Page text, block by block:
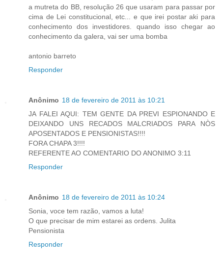
a mutreta do BB, resolução 26 que usaram para passar por
cima de Lei constitucional, etc... e que irei postar aki para
conhecimento dos investidores. quando isso chegar ao
conhecimento da galera, vai ser uma bomba
antonio barreto
Responder
Anônimo 18 de fevereiro de 2011 às 10:21
JA FALEI AQUI: TEM GENTE DA PREVI ESPIONANDO E
DEIXANDO UNS RECADOS MALCRIADOS PARA NÒS
APOSENTADOS E PENSIONISTAS!!!!
FORA CHAPA 3!!!!
REFERENTE AO COMENTARIO DO ANONIMO 3:11
Responder
Anônimo 18 de fevereiro de 2011 às 10:24
Sonia, voce tem razão, vamos a luta!
O que precisar de mim estarei as ordens. Julita
Pensionista
Responder